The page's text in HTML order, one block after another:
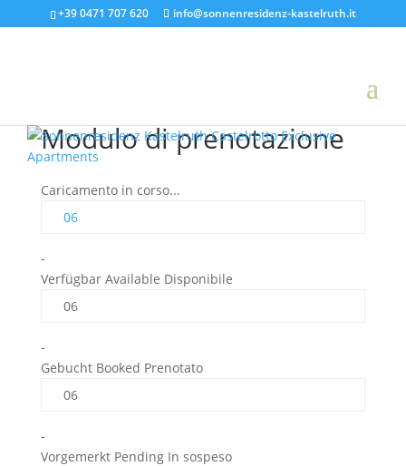
+39 0471 707 620 info@sonnenresidenz-kastelruth.it
Modulo di prenotazione
Caricamento in corso...
06
-
Verfügbar Available Disponibile
06
-
Gebucht Booked Prenotato
06
-
Vorgemerkt Pending In sospeso